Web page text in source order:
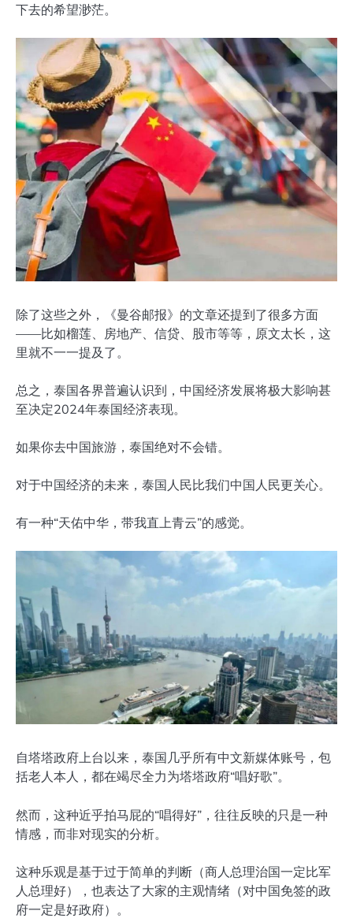
下去的希望渺茫。
除了这些之外，《曼谷邮报》的文章还提到了很多方面
——比如榴莲、房地产、信贷、股市等等，原文太长，这
里就不一一提及了。
总之，泰国各界普遍认识到，中国经济发展将极大影响甚
至决定2024年泰国经济表现。
如果你去中国旅游，泰国绝对不会错。
对于中国经济的未来，泰国人民比我们中国人民更关心。
有一种“天佑中华，带我直上青云”的感觉。
自塔塔政府上台以来，泰国几乎所有中文新媒体账号，包
括老人本人，都在竭尽全力为塔塔政府“唱好歌”。
然而，这种近乎拍马屁的“唱得好”，往往反映的只是一种
情感，而非对现实的分析。
这种乐观是基于过于简单的判断（商人总理治国一定比军
人总理好），也表达了大家的主观情绪（对中国免签的政
府一定是好政府）。